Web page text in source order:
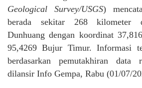
Geological Survey/USGS)
berada sekitar 268 kilometer
Dunhuang dengan koordinat
95,4269 Bujur Timur. Informasi
berdasarkan pemutakhiran data
dilansir Info Gempa, Rabu (01/07/